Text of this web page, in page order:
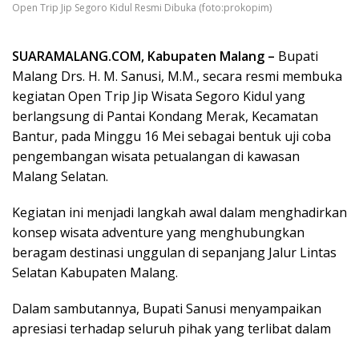
Open Trip Jip Segoro Kidul Resmi Dibuka (foto:prokopim)
SUARAMALANG.COM, Kabupaten Malang – Bupati
Malang Drs. H. M. Sanusi, M.M., secara resmi membuka
kegiatan Open Trip Jip Wisata Segoro Kidul yang
berlangsung di Pantai Kondang Merak, Kecamatan
Bantur, pada Minggu 16 Mei sebagai bentuk uji coba
pengembangan wisata petualangan di kawasan
Malang Selatan.
Kegiatan ini menjadi langkah awal dalam menghadirkan
konsep wisata adventure yang menghubungkan
beragam destinasi unggulan di sepanjang Jalur Lintas
Selatan Kabupaten Malang.
Dalam sambutannya, Bupati Sanusi menyampaikan
apresiasi terhadap seluruh pihak yang terlibat dalam